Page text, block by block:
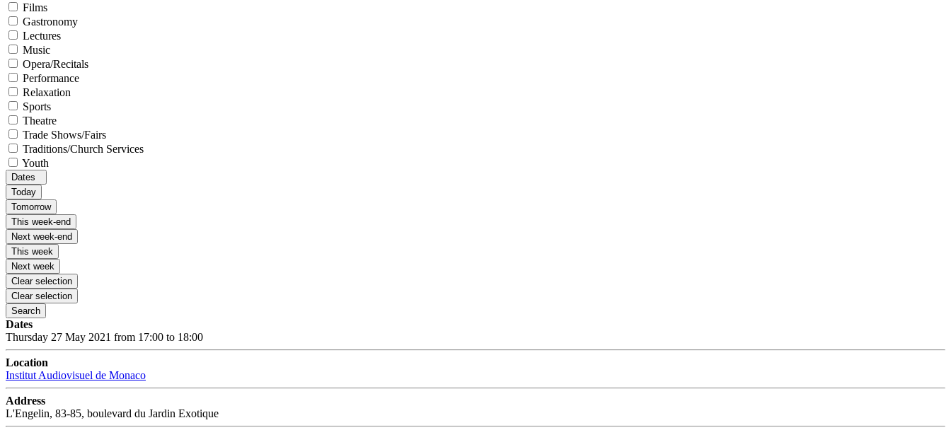
Films
Gastronomy
Lectures
Music
Opera/Recitals
Performance
Relaxation
Sports
Theatre
Trade Shows/Fairs
Traditions/Church Services
Youth
Dates
Today
Tomorrow
This week-end
Next week-end
This week
Next week
Clear selection
Clear selection
Search
Dates
Thursday 27 May 2021 from 17:00 to 18:00
Location
Institut Audiovisuel de Monaco
Address
L'Engelin, 83-85, boulevard du Jardin Exotique